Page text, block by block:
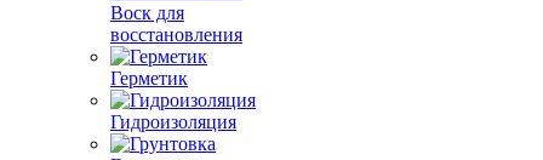
Воск для
восстановления
Герметик
Гидроизоляция